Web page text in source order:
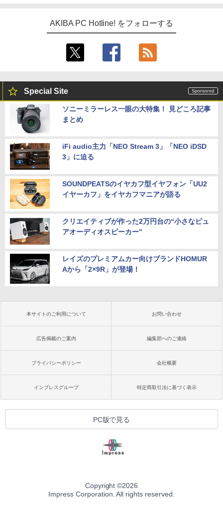
AKIBA PC Hotline! をフォローする
Special Site
ソニーミラーレス一眼の大特集！ 見どころ記事
まとめ
iFi audio主力「NEO Stream 3」「NEO iDSD
3」に迫る
SOUNDPEATSのイヤカフ型イヤフォン「UU2
イヤーカフ」をイヤカフマニアが語る
クリエイティブが作った2万円台の“小さなピュ
アオーディオスピーカー”
レイズのプレミアムカー向けブランドHOMUR
Aから「2×9R」が登場！
本サイトのご利用について お問い合わせ
広告掲載のご案内 編集部へのご連絡
プライバシーポリシー 会社概要
インプレスグループ 特定商取引法に基づく表示
PC版で見る
Copyright ©2026
Impress Corporation. All rights reserved.